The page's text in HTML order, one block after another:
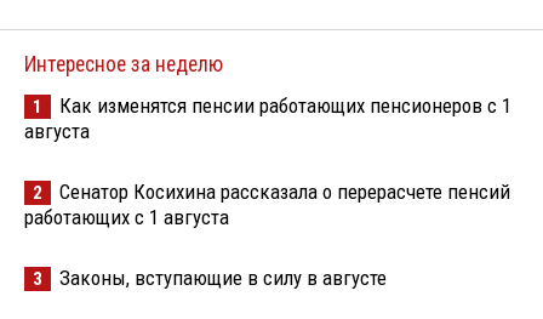
Интересное за неделю
1
Как изменятся пенсии работающих пенсионеров с 1
августа
2
Сенатор Косихина рассказала о перерасчете пенсий
работающих с 1 августа
3 Законы, вступающие в силу в августе